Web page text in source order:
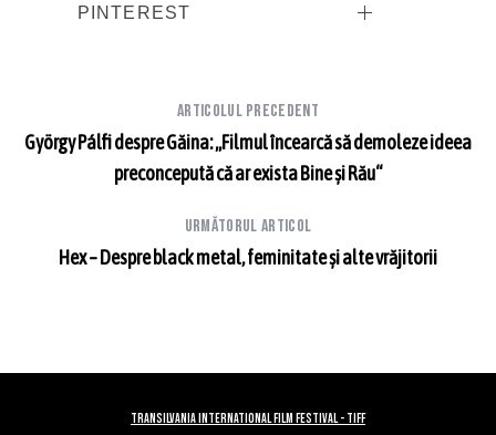
PINTEREST
Articolul precedent
György Pálfi despre Găina: „Filmul încearcă să demoleze ideea
preconcepută că ar exista Bine și Rău“
Următorul articol
Hex – Despre black metal, feminitate și alte vrăjitorii
TRANSILVANIA INTERNATIONAL FILM FESTIVAL - TIFF